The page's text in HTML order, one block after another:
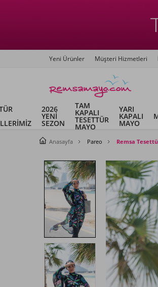
Yeni Ürünler Müşteri Hizmetleri
2026
YENİ
SEZON
TAM
KAPALI
TESETTÜR
MAYO
YARI
KAPALI
MAYO
Anasayfa Pareo Remsa